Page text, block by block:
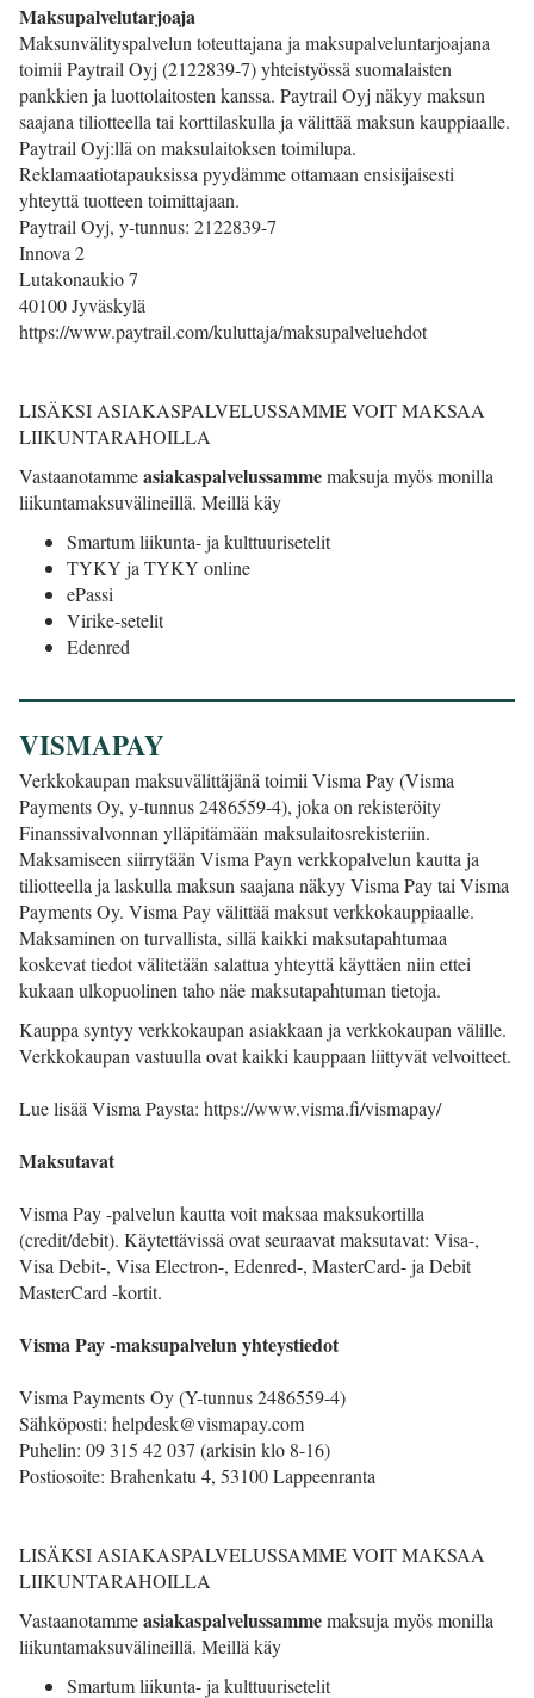
Maksupalvelutarjoaja
Maksunvälityspalvelun toteuttajana ja maksupalveluntarjoajana
toimii Paytrail Oyj (2122839-7) yhteistyössä suomalaisten
pankkien ja luottolaitosten kanssa. Paytrail Oyj näkyy maksun
saajana tiliotteella tai korttilaskulla ja välittää maksun kauppiaalle.
Paytrail Oyj:llä on maksulaitoksen toimilupa.
Reklamaatiotapauksissa pyydämme ottamaan ensisijaisesti
yhteyttä tuotteen toimittajaan.
Paytrail Oyj, y-tunnus: 2122839-7
Innova 2
Lutakonaukio 7
40100 Jyväskylä
https://www.paytrail.com/kuluttaja/maksupalveluehdot
LISÄKSI ASIAKASPALVELUSSAMME VOIT MAKSAA
LIIKUNTARAHOILLA
Vastaanotammeasiakaspalvelussammemaksuja myös monilla
liikuntamaksuvälineillä. Meillä käy
Smartum liikunta- ja kulttuurisetelit
TYKY ja TYKY online
ePassi
Virike-setelit
Edenred
VISMAPAY
Verkkokaupan maksuvälittäjänä toimii Visma Pay (Visma
Payments Oy, y-tunnus 2486559-4), joka on rekisteröity
Finanssivalvonnan ylläpitämään maksulaitosrekisteriin.
Maksamiseen siirrytään Visma Payn verkkopalvelun kautta ja
tiliotteella ja laskulla maksun saajana näkyy Visma Pay tai Visma
Payments Oy. Visma Pay välittää maksut verkkokauppiaalle.
Maksaminen on turvallista, sillä kaikki maksutapahtumaa
koskevat tiedot välitetään salattua yhteyttä käyttäen niin ettei
kukaan ulkopuolinen taho näe maksutapahtuman tietoja.
Kauppa syntyy verkkokaupan asiakkaan ja verkkokaupan välille.
Verkkokaupan vastuulla ovat kaikki kauppaan liittyvät velvoitteet.
Lue lisää Visma Paysta: https://www.visma.fi/vismapay/
Maksutavat
Visma Pay -palvelun kautta voit maksaa maksukortilla
(credit/debit). Käytettävissä ovat seuraavat maksutavat: Visa-,
Visa Debit-, Visa Electron-, Edenred-, MasterCard- ja Debit
MasterCard -kortit.
Visma Pay -maksupalvelun yhteystiedot
Visma Payments Oy (Y-tunnus 2486559-4)
Sähköposti: helpdesk@vismapay.com
Puhelin: 09 315 42 037 (arkisin klo 8-16)
Postiosoite: Brahenkatu 4, 53100 Lappeenranta
LISÄKSI ASIAKASPALVELUSSAMME VOIT MAKSAA
LIIKUNTARAHOILLA
Vastaanotammeasiakaspalvelussammemaksuja myös monilla
liikuntamaksuvälineillä. Meillä käy
Smartum liikunta- ja kulttuurisetelit